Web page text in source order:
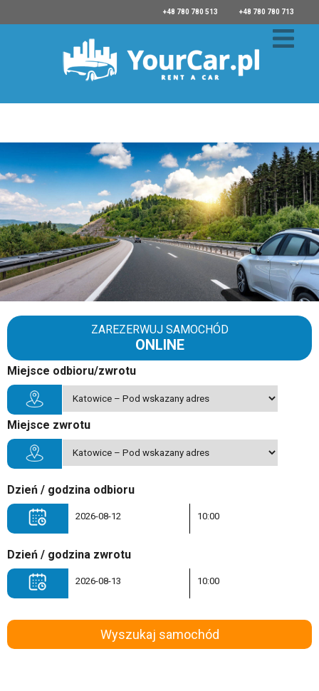
+48 780 780 513 +48 780 780 713
ZAREZERWUJ SAMOCHÓD
ONLINE
Miejsce odbioru/zwrotu
Miejsce zwrotu
Dzień / godzina odbioru
Dzień / godzina zwrotu
Wyszukaj samochód